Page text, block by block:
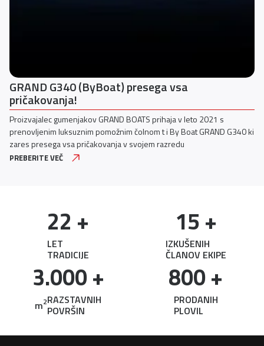
GRAND G340 (ByBoat) presega vsa
pričakovanja!
Proizvajalec gumenjakov GRAND BOATS prihaja v leto 2021 s
prenovljenim luksuznim pomožnim čolnom t i By Boat GRAND G340 ki
zares presega vsa pričakovanja v svojem razredu
PREBERITE VEČ
LET
TRADICIJE
22 +
IZKUŠENIH
ČLANOV EKIPE
15 +
m2RAZSTAVNIH
POVRŠIN
3.000 +
PRODANIH
PLOVIL
800 +